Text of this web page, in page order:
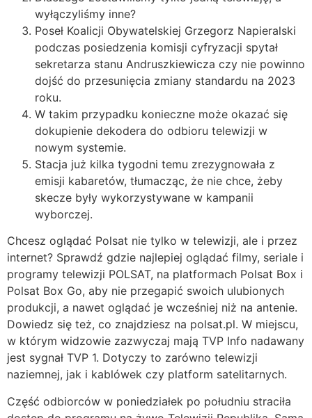
wyłączyliśmy inne?
Poseł Koalicji Obywatelskiej Grzegorz Napieralski
podczas posiedzenia komisji cyfryzacji spytał
sekretarza stanu Andruszkiewicza czy nie powinno
dojść do przesunięcia zmiany standardu na 2023
roku.
W takim przypadku konieczne może okazać się
dokupienie dekodera do odbioru telewizji w
nowym systemie.
Stacja już kilka tygodni temu zrezygnowała z
emisji kabaretów, tłumacząc, że nie chce, żeby
skecze były wykorzystywane w kampanii
wyborczej.
Chcesz oglądać Polsat nie tylko w telewizji, ale i przez
internet? Sprawdź gdzie najlepiej oglądać filmy, seriale i
programy telewizji POLSAT, na platformach Polsat Box i
Polsat Box Go, aby nie przegapić swoich ulubionych
produkcji, a nawet oglądać je wcześniej niż na antenie.
Dowiedz się też, co znajdziesz na polsat.pl. W miejscu,
w którym widzowie zazwyczaj mają TVP Info nadawany
jest sygnał TVP 1. Dotyczy to zarówno telewizji
naziemnej, jak i kablówek czy platform satelitarnych.
Część odbiorców w poniedziałek po południu straciła